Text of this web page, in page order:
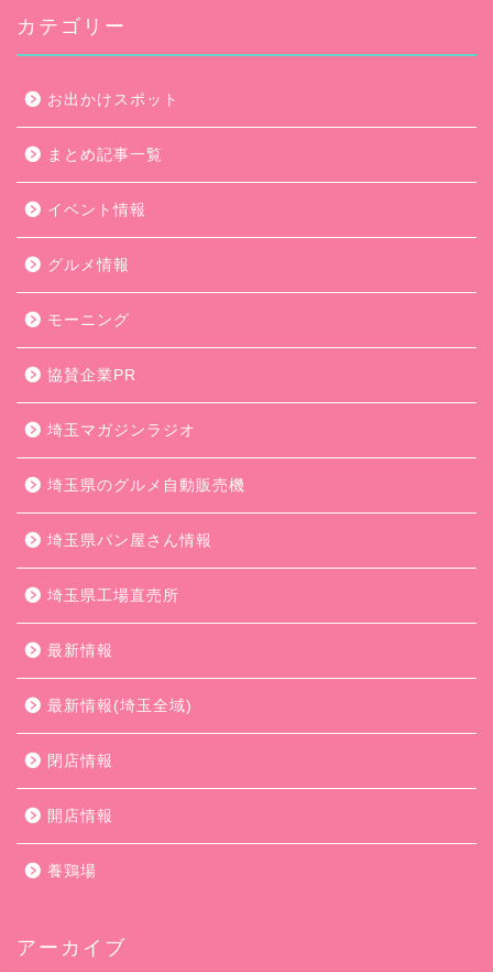
カテゴリー
お出かけスポット
まとめ記事一覧
イベント情報
グルメ情報
モーニング
協賛企業PR
埼玉マガジンラジオ
埼玉県のグルメ自動販売機
埼玉県パン屋さん情報
埼玉県工場直売所
最新情報
最新情報(埼玉全域)
閉店情報
開店情報
養鶏場
アーカイブ